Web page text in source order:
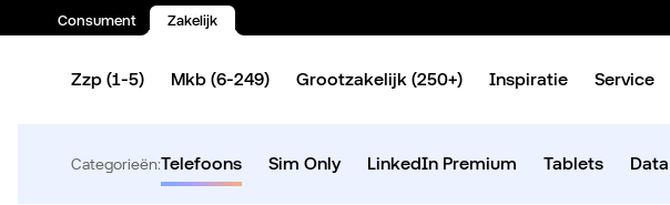
Consument Zakelijk
Zzp (1-5) Mkb (6-249) Grootzakelijk (250+) Inspiratie Service
Categorieën:Telefoons Sim Only LinkedIn Premium Tablets